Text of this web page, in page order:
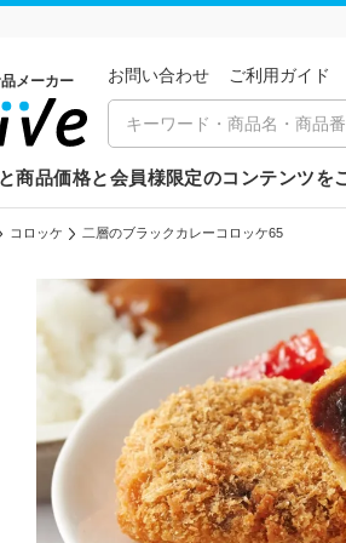
メーカー お問い合わせ ご利⽤ガイド
商品価格と会員様限定のコンテンツを
コロッケ 二層のブラックカレーコロッケ65